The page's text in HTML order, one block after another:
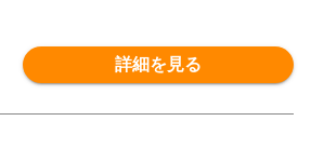
詳細を見る